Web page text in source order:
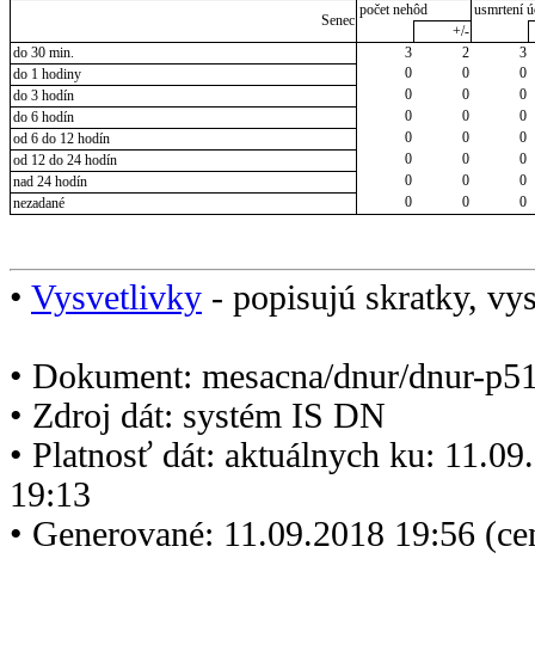
Senec
počet nehôd
usmrtení
+/-
do 30 min.
3 2
3
do 1 hodiny
0 0
0
do 3 hodín
0 0
0
do 6 hodín
0 0
0
od 6 do 12 hodín
0 0
0
od 12 do 24 hodín
0 0
0
nad 24 hodín
0 0
0
nezadané
0 0 0
• Vysvetlivky - popisujú skratky,
• Dokument: mesacna/dnur/dnur-
• Zdroj dát: systém IS DN
• Platnosť dát: aktuálnych ku:
19:13
• Generované: 11.09.2018 19:56